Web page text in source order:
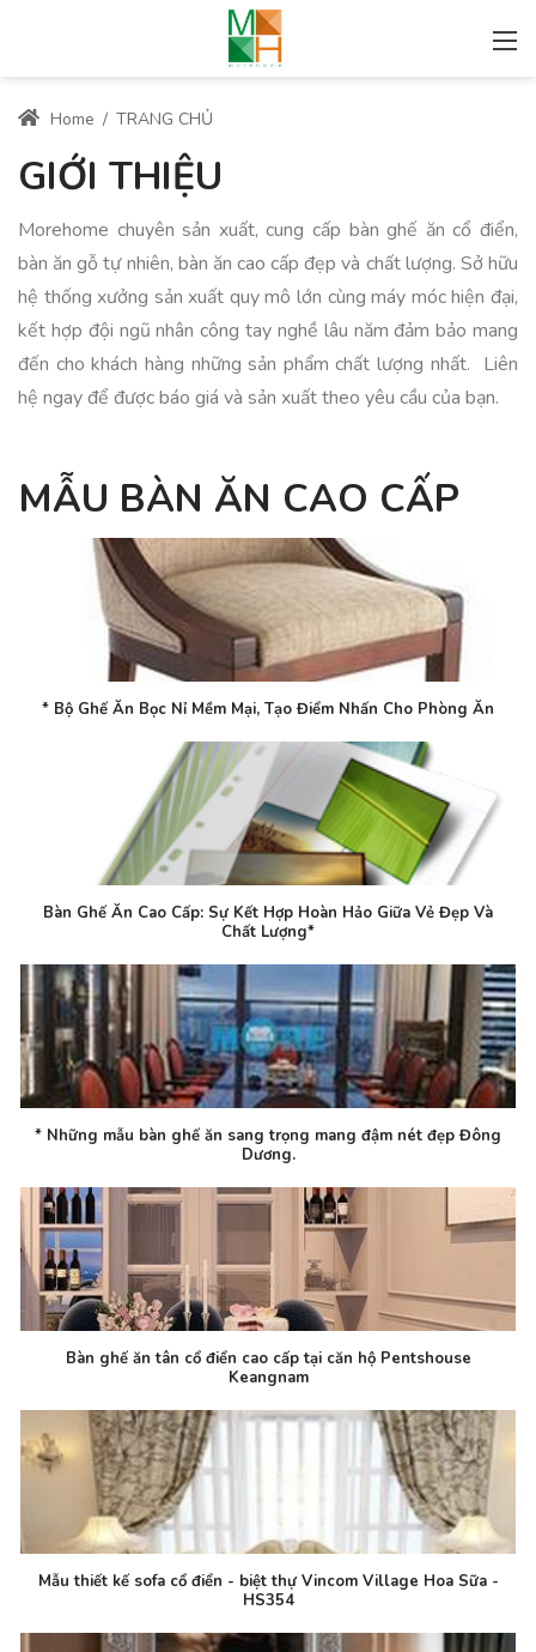
Home / TRANG CHỦ
GIỚI THIỆU
Morehome chuyên sản xuất, cung cấp bàn ghế ăn cổ điển,
bàn ăn gỗ tự nhiên, bàn ăn cao cấp đẹp và chất lượng. Sở hữu
hệ thống xưởng sản xuất quy mô lớn cùng máy móc hiện đại,
kết hợp đội ngũ nhân công tay nghề lâu năm đảm bảo mang
đến cho khách hàng những sản phẩm chất lượng nhất. Liên
hệ ngay để được báo giá và sản xuất theo yêu cầu của bạn.
MẪU BÀN ĂN CAO CẤP
* Bộ Ghế Ăn Bọc Nỉ Mềm Mại, Tạo Điểm Nhấn Cho Phòng Ăn
Bàn Ghế Ăn Cao Cấp: Sự Kết Hợp Hoàn Hảo Giữa Vẻ Đẹp Và
Chất Lượng*
* Những mẫu bàn ghế ăn sang trọng mang đậm nét đẹp Đông
Dương.
Bàn ghế ăn tân cổ điển cao cấp tại căn hộ Pentshouse
Keangnam
Mẫu thiết kế sofa cổ điển - biệt thự Vincom Village Hoa Sữa -
HS354